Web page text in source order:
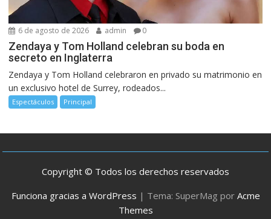
6 de agosto de 2026 admin 0
Zendaya y Tom Holland celebran su boda en
secreto en Inglaterra
Zendaya y Tom Holland celebraron en privado su matrimonio en
un exclusivo hotel de Surrey, rodeados...
Espectáculos Principal
Copyright © Todos los derechos reservados
Funciona gracias a WordPress | Tema: SuperMag por Acme
Themes